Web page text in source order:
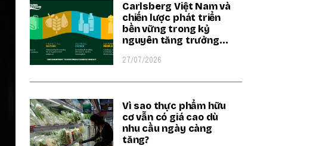
Carlsberg Việt Nam và
chiến lược phát triển
bền vững trong kỷ
nguyên tăng trưởng
27/07/2026
Vì sao thực phẩm hữu
cơ vẫn có giá cao dù
nhu cầu ngày càng
tăng?